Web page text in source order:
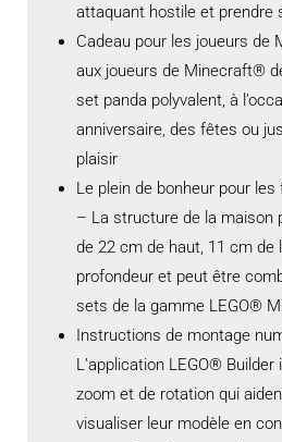
attaquant hostile et prendre
Cadeau pour les joueurs
aux joueurs de Minecraft®
set panda polyvalent, à
anniversaire, des fêtes ou
plaisir
Le plein de bonheur pour
– La structure de la maison
de 22 cm de haut, 11 cm de
profondeur et peut être
sets de la gamme LEGO®
Instructions de montage
L’application LEGO®
zoom et de rotation qui
visualiser leur modèle en